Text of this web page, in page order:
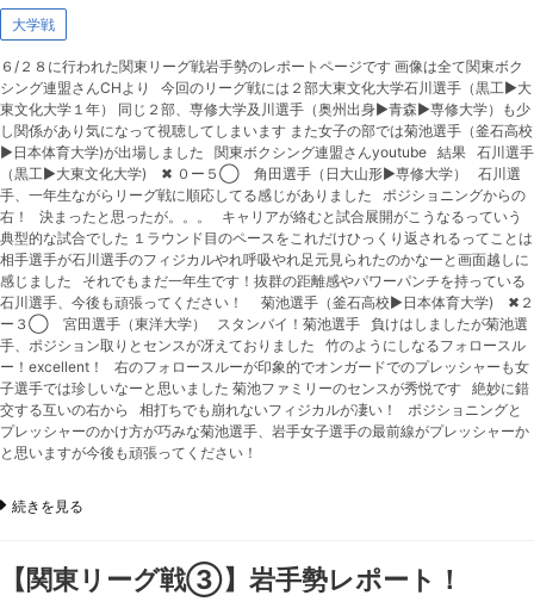
大学戦
６/２８に行われた関東リーグ戦岩手勢のレポートページです 画像は全て関東ボク
シング連盟さんCHより 今回のリーグ戦には２部大東文化大学石川選手（黒工▶︎大
東文化大学１年） 同じ２部、専修大学及川選手（奥州出身▶︎青森▶︎専修大学）も少
し関係があり気になって視聴してしまいます また女子の部では菊池選手（釜石高校
▶︎日本体育大学)が出場しました 関東ボクシング連盟さんyoutube 結果 石川選手
（黒工▶︎大東文化大学) ✖︎ ０ー５◯ 角田選手（日大山形▶︎専修大学） 石川選
手、一年生ながらリーグ戦に順応してる感じがありました ポジショニングからの
右！ 決まったと思ったが。。。 キャリアが絡むと試合展開がこうなるっていう
典型的な試合でした １ラウンド目のペースをこれだけひっくり返されるってことは
相手選手が石川選手のフィジカルやれ呼吸やれ足元見られたのかなーと画面越しに
感じました それでもまだ一年生です！抜群の距離感やパワーパンチを持っている
石川選手、今後も頑張ってください！ 菊池選手（釜石高校▶︎日本体育大学) ✖︎２
ー３◯ 宮田選手（東洋大学） スタンバイ！菊池選手 負けはしましたが菊池選
手、ポジション取りとセンスが冴えておりました 竹のようにしなるフォロースル
ー！excellent！ 右のフォロースルーが印象的でオンガードでのプレッシャーも女
子選手では珍しいなーと思いました 菊池ファミリーのセンスが秀悦です 絶妙に錯
交する互いの右から 相打ちでも崩れないフィジカルが凄い！ ポジショニングと
プレッシャーのかけ方が巧みな菊池選手、岩手女子選手の最前線がプレッシャーか
と思いますが今後も頑張ってください！
続きを見る
【関東リーグ戦③】岩手勢レポート！